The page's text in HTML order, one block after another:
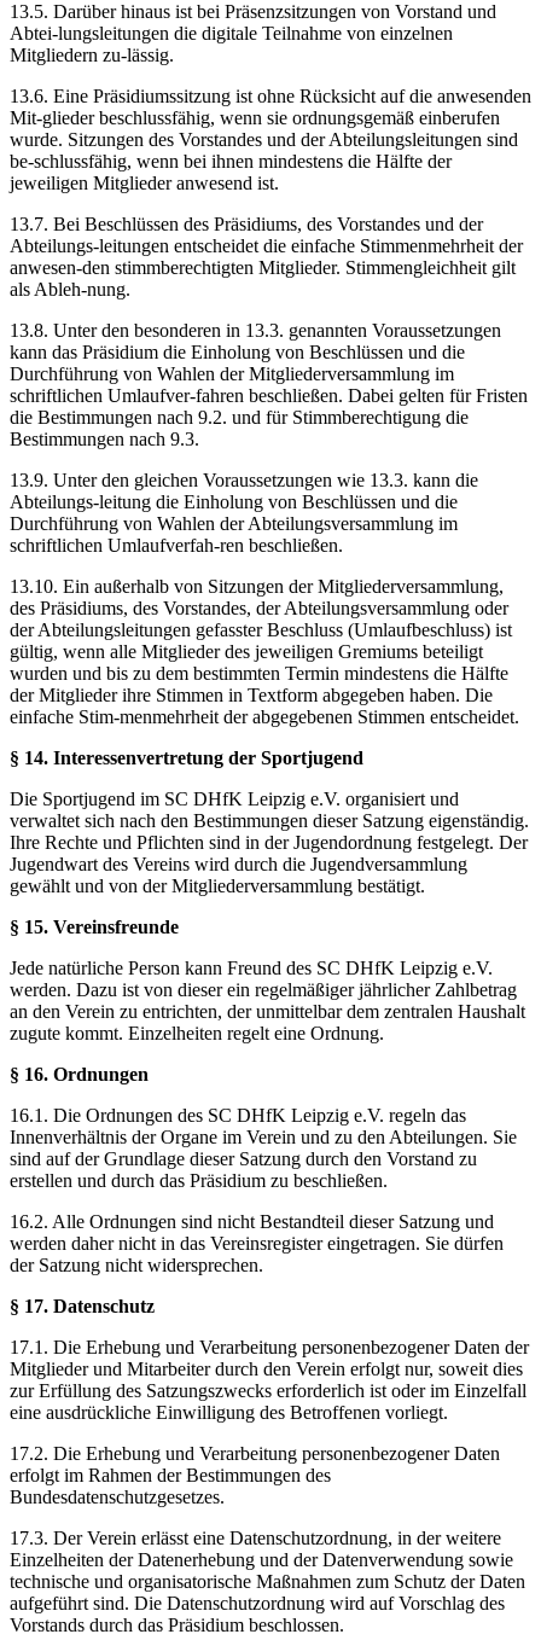
13.5. Darüber hinaus ist bei Präsenzsitzungen von Vorstand und
Abtei-lungsleitungen die digitale Teilnahme von einzelnen
Mitgliedern zu-lässig.
13.6. Eine Präsidiumssitzung ist ohne Rücksicht auf die anwesenden
Mit-glieder beschlussfähig, wenn sie ordnungsgemäß einberufen
wurde. Sitzungen des Vorstandes und der Abteilungsleitungen sind
be-schlussfähig, wenn bei ihnen mindestens die Hälfte der
jeweiligen Mitglieder anwesend ist.
13.7. Bei Beschlüssen des Präsidiums, des Vorstandes und der
Abteilungs-leitungen entscheidet die einfache Stimmenmehrheit der
anwesen-den stimmberechtigten Mitglieder. Stimmengleichheit gilt
als Ableh-nung.
13.8. Unter den besonderen in 13.3. genannten Voraussetzungen
kann das Präsidium die Einholung von Beschlüssen und die
Durchführung von Wahlen der Mitgliederversammlung im
schriftlichen Umlaufver-fahren beschließen. Dabei gelten für Fristen
die Bestimmungen nach 9.2. und für Stimmberechtigung die
Bestimmungen nach 9.3.
13.9. Unter den gleichen Voraussetzungen wie 13.3. kann die
Abteilungs-leitung die Einholung von Beschlüssen und die
Durchführung von Wahlen der Abteilungsversammlung im
schriftlichen Umlaufverfah-ren beschließen.
13.10. Ein außerhalb von Sitzungen der Mitgliederversammlung,
des Präsidiums, des Vorstandes, der Abteilungsversammlung oder
der Abteilungsleitungen gefasster Beschluss (Umlaufbeschluss) ist
gültig, wenn alle Mitglieder des jeweiligen Gremiums beteiligt
wurden und bis zu dem bestimmten Termin mindestens die Hälfte
der Mitglieder ihre Stimmen in Textform abgegeben haben. Die
einfache Stim-menmehrheit der abgegebenen Stimmen entscheidet.
§ 14. Interessenvertretung der Sportjugend
Die Sportjugend im SC DHfK Leipzig e.V. organisiert und
verwaltet sich nach den Bestimmungen dieser Satzung eigenständig.
Ihre Rechte und Pflichten sind in der Jugendordnung festgelegt. Der
Jugendwart des Vereins wird durch die Jugendversammlung
gewählt und von der Mitgliederversammlung bestätigt.
§ 15. Vereinsfreunde
Jede natürliche Person kann Freund des SC DHfK Leipzig e.V.
werden. Dazu ist von dieser ein regelmäßiger jährlicher Zahlbetrag
an den Verein zu entrichten, der unmittelbar dem zentralen Haushalt
zugute kommt. Einzelheiten regelt eine Ordnung.
§ 16. Ordnungen
16.1. Die Ordnungen des SC DHfK Leipzig e.V. regeln das
Innenverhältnis der Organe im Verein und zu den Abteilungen. Sie
sind auf der Grundlage dieser Satzung durch den Vorstand zu
erstellen und durch das Präsidium zu beschließen.
16.2. Alle Ordnungen sind nicht Bestandteil dieser Satzung und
werden daher nicht in das Vereinsregister eingetragen. Sie dürfen
der Satzung nicht widersprechen.
§ 17. Datenschutz
17.1. Die Erhebung und Verarbeitung personenbezogener Daten der
Mitglieder und Mitarbeiter durch den Verein erfolgt nur, soweit dies
zur Erfüllung des Satzungszwecks erforderlich ist oder im Einzelfall
eine ausdrückliche Einwilligung des Betroffenen vorliegt.
17.2. Die Erhebung und Verarbeitung personenbezogener Daten
erfolgt im Rahmen der Bestimmungen des
Bundesdatenschutzgesetzes.
17.3. Der Verein erlässt eine Datenschutzordnung, in der weitere
Einzelheiten der Datenerhebung und der Datenverwendung sowie
technische und organisatorische Maßnahmen zum Schutz der Daten
aufgeführt sind. Die Datenschutzordnung wird auf Vorschlag des
Vorstands durch das Präsidium beschlossen.